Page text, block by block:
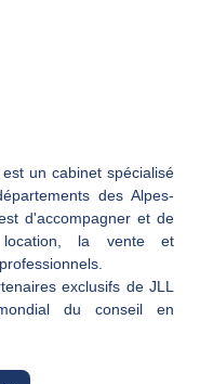
un cabinet spécialisé
des Alpes-
d'accompagner et de
la vente et
exclusifs de JLL
du conseil en